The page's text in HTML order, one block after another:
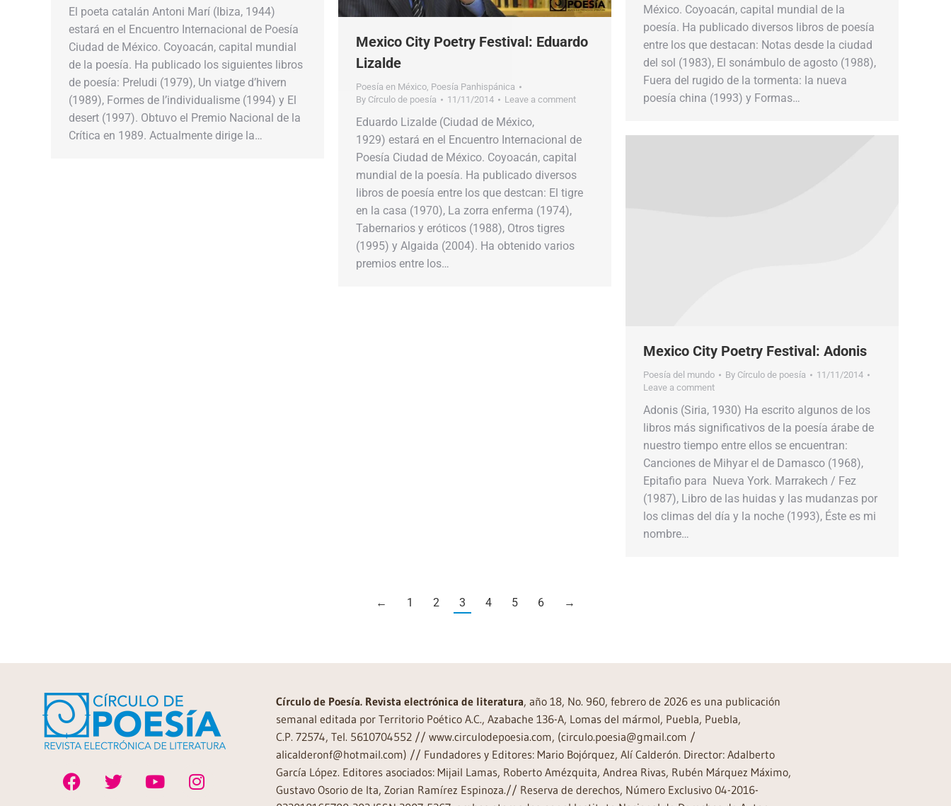
El poeta catalán Antoni Marí (Ibiza, 1944)
estará en el Encuentro Internacional de Poesía
Ciudad de México. Coyoacán, capital mundial
de la poesía. Ha publicado los siguientes libros
de poesía: Preludi (1979), Un viatge d’hivern
(1989), Formes de l’individualisme (1994) y El
desert (1997). Obtuvo el Premio Nacional de la
Crítica en 1989. Actualmente dirige la…
México. Coyoacán, capital mundial de la
poesía. Ha publicado diversos libros de poesía
entre los que destacan: Notas desde la ciudad
del sol (1983), El sonámbulo de agosto (1988),
Fuera del rugido de la tormenta: la nueva
poesía china (1993) y Formas…
Mexico City Poetry Festival: Eduardo
Lizalde
Poesía en México Poesía Panhispánica
By Círculo de poesía 11/11/2014 Leave a comment
Eduardo Lizalde (Ciudad de México,
1929) estará en el Encuentro Internacional de
Poesía Ciudad de México. Coyoacán, capital
mundial de la poesía. Ha publicado diversos
libros de poesía entre los que destcan: El tigre
en la casa (1970), La zorra enferma (1974),
Tabernarios y eróticos (1988), Otros tigres
(1995) y Algaida (2004). Ha obtenido varios
premios entre los…
Mexico City Poetry Festival: Adonis
Poesía del mundo By Círculo de poesía
11/11/2014
Leave a comment
Adonis (Siria, 1930) Ha escrito algunos de los
libros más significativos de la poesía árabe de
nuestro tiempo entre ellos se encuentran:
Canciones de Mihyar el de Damasco (1968),
Epitafio para Nueva York. Marrakech / Fez
(1987), Libro de las huidas y las mudanzas por
los climas del día y la noche (1993), Éste es mi
nombre…
← 1 2 3 4 5 6 →
Círculo de Poesía. Revista electrónica de literatura, año 18, No. 960, febrero de 2026 es una publicación
semanal editada por Territorio Poético A.C., Azabache 136-A, Lomas del mármol, Puebla, Puebla,
C.P. 72574, Tel. 5610704552 // www.circulodepoesia.com, (circulo.poesia@gmail.com /
alicalderonf@hotmail.com) // Fundadores y Editores: Mario Bojórquez, Alí Calderón. Director: Adalberto
García López. Editores asociados: Mijail Lamas, Roberto Amézquita, Andrea Rivas, Rubén Márquez Máximo,
Gustavo Osorio de Ita, Zorian Ramírez Espinoza.// Reserva de derechos, Número Exclusivo 04-2016-